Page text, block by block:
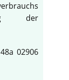
der
02906